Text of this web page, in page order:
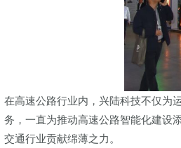
在高速公路行业内，兴陆科技不仅为
务，一直为推动高速公路智能化建设
交通行业贡献绵薄之力。